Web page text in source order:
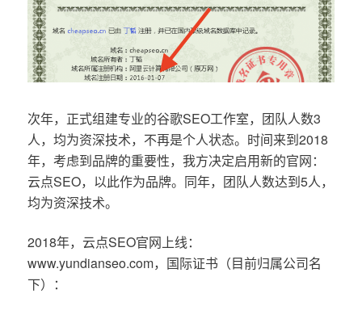
次年，正式组建专业的谷歌SEO工作室，团队人数3
人，均为资深技术，不再是个人状态。时间来到2018
年，考虑到品牌的重要性，我方决定启用新的官网：
云点SEO，以此作为品牌。同年，团队人数达到5人，
均为资深技术。
2018年，云点SEO官网上线：
www.yundianseo.com，国际证书（目前归属公司名
下）：